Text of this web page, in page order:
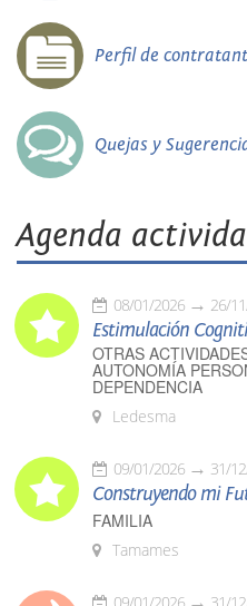
Perfil de
Quejas y
Agenda
08/01/2026 26/
Estimulación
OTRAS
AUTONOMÍA
DEPENDENCIA
Ledesma
09/01/2026 31/
Construyendo mi
FAMILIA
Tamames